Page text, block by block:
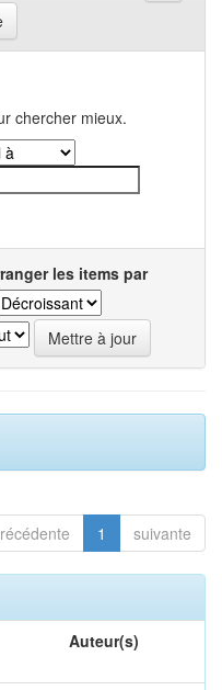
chercher mieux.
les items par
1 suivante
Auteur(s)